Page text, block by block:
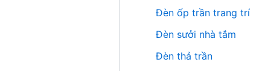
Đèn ốp trần trang trí
Đèn sưởi nhà tắm
Đèn thả trần